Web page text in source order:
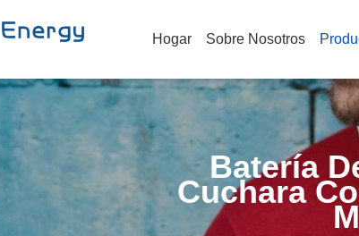
Hogar Sobre Nosotros
Batería
Cuchara